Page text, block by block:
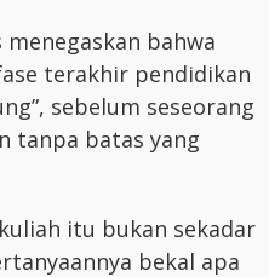
bahwa
terakhir pendidikan
sebelum seseorang
tanpa batas yang
itu bukan sekadar
bekal apa